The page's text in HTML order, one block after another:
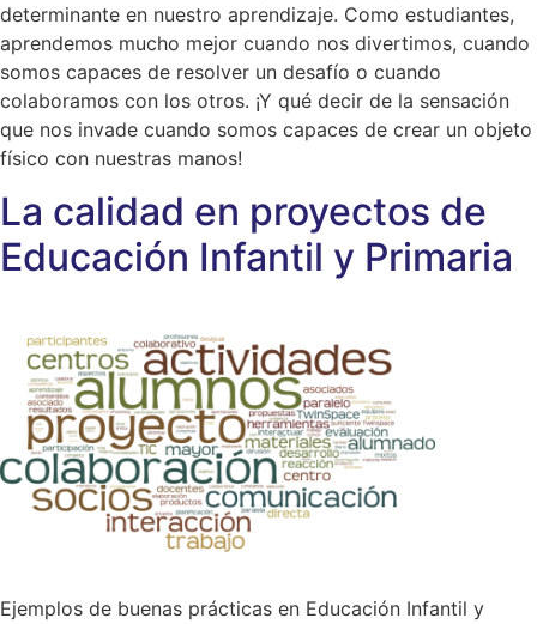
determinante en nuestro aprendizaje. Como estudiantes,
aprendemos mucho mejor cuando nos divertimos, cuando
somos capaces de resolver un desafío o cuando
colaboramos con los otros. ¡Y qué decir de la sensación
que nos invade cuando somos capaces de crear un objeto
físico con nuestras manos!
La calidad en proyectos de
Educación Infantil y Primaria
Ejemplos de buenas prácticas en Educación Infantil y